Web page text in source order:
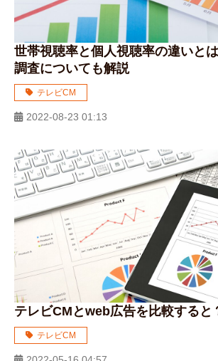
世帯視聴率と個人視聴率の違いと
調査についても解説
テレビCM
2022-08-23 01:13
テレビCMとweb広告を比較すると
テレビCM